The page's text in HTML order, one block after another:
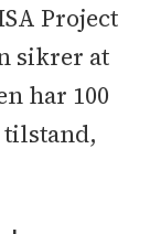
Project
sikrer at
har 100
tilstand,